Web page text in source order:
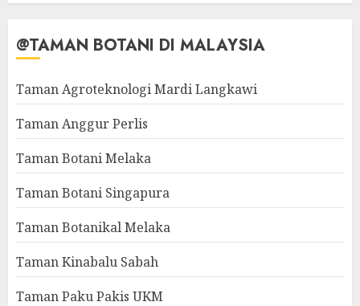
@TAMAN BOTANI DI MALAYSIA
Taman Agroteknologi Mardi Langkawi
Taman Anggur Perlis
Taman Botani Melaka
Taman Botani Singapura
Taman Botanikal Melaka
Taman Kinabalu Sabah
Taman Paku Pakis UKM